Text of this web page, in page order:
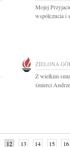
Mojej
współczucia i
ZIELONA
Z wielkim
śmierci
12 13 14 15 16